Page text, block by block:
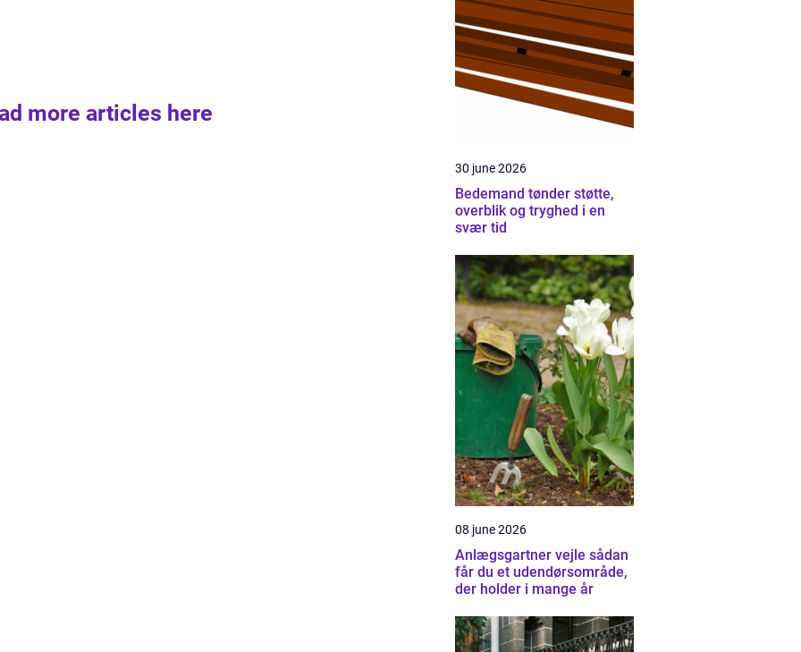
more articles here
30 june 2026
Bedemand tønder støtte,
overblik og tryghed i en
svær tid
08 june 2026
Anlægsgartner vejle sådan
får du et udendørsområde,
der holder i mange år